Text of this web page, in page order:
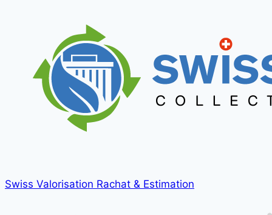
Swiss Valorisation Rachat & Estimation